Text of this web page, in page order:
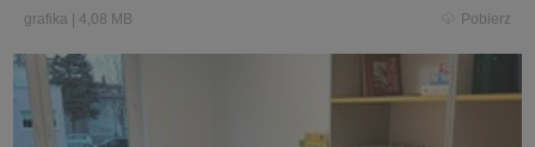
grafika 4,08 MB Pobierz